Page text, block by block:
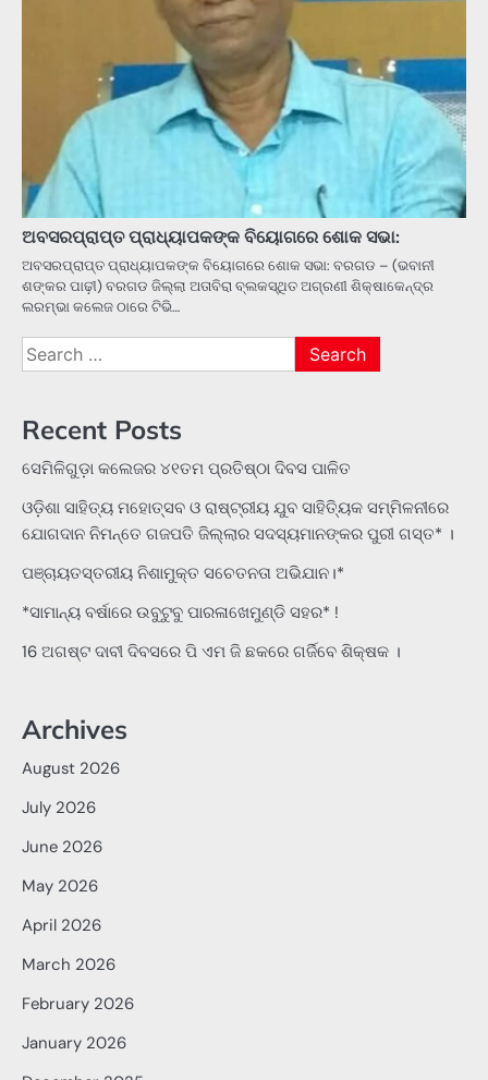
ଅବସରପ୍ରାପ୍ତ ପ୍ରାଧ୍ୟାପକଙ୍କ ବିୟୋଗରେ ଶୋକ ସଭା:
ଅବସରପ୍ରାପ୍ତ ପ୍ରାଧ୍ୟାପକଙ୍କ ବିୟୋଗରେ ଶୋକ ସଭା: ବରଗଡ – (ଭବାନୀ
ଶଙ୍କର ପାଢ଼ୀ) ବରଗଡ ଜିଲ୍ଲା ଅତାବିରା ବ୍ଲକସ୍ଥିତ ଅଗ୍ରଣୀ ଶିକ୍ଷାକେନ୍ଦ୍ର
ଲରମ୍ଭା କଲେଜ ଠାରେ ଟିଭି…
Search
for:
Recent Posts
ସେମିଳିଗୁଡ଼ା କଲେଜର ୪୧ତମ ପ୍ରତିଷ୍ଠା ଦିବସ ପାଳିତ
ଓଡ଼ିଶା ସାହିତ୍ୟ ମହୋତ୍ସବ ଓ ରାଷ୍ଟ୍ରୀୟ ଯୁବ ସାହିତ୍ୟିକ ସମ୍ମିଳନୀରେ
ଯୋଗଦାନ ନିମନ୍ତେ ଗଜପତି ଜିଲ୍ଲାର ସଦସ୍ୟମାନଙ୍କର ପୁରୀ ଗସ୍ତ* ।
ପଞ୍ଚାୟତସ୍ତରୀୟ ନିଶାମୁକ୍ତ ସଚେତନତା ଅଭିଯାନ।*
*ସାମାନ୍ୟ ବର୍ଷାରେ ଉବୁଟୁବୁ ପାରଳାଖେମୁଣ୍ଡି ସହର* !
16 ଅଗଷ୍ଟ ଦାବୀ ଦିବସରେ ପି ଏମ ଜି ଛକରେ ଗର୍ଜିବେ ଶିକ୍ଷକ ।
Archives
August 2026
July 2026
June 2026
May 2026
April 2026
March 2026
February 2026
January 2026